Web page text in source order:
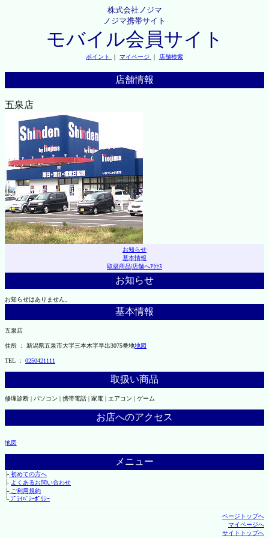
株式会社ノジマ
ノジマ携帯サイト
モバイル会員サイト
ポイント ｜ マイページ ｜ 店舗検索
店舗情報
五泉店
お知らせ
基本情報
取扱商品|店舗へｱｸｾｽ
お知らせ
お知らせはありません。
基本情報
五泉店
住所 ： 新潟県五泉市大字三本木字早出3075番地地図
TEL ： 0250421111
取扱い商品
修理診断 | パソコン | 携帯電話 | 家電 | エアコン | ゲーム
お店へのアクセス
地図
メニュー
├初めての方へ
├ よくあるお問い合わせ
├ご利用規約
└ﾌﾟﾗｲﾊﾞｼｰﾎﾟﾘｼｰ
ページトップへ
マイページへ
サイトトップへ